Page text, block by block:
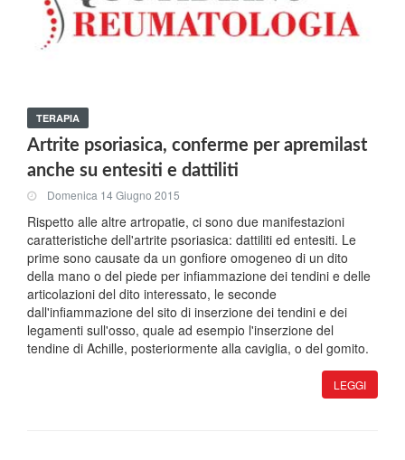
TERAPIA
Artrite psoriasica, conferme per apremilast
anche su entesiti e dattiliti
Domenica 14 Giugno 2015
Rispetto alle altre artropatie, ci sono due manifestazioni
caratteristiche dell'artrite psoriasica: dattiliti ed entesiti. Le
prime sono causate da un gonfiore omogeneo di un dito
della mano o del piede per infiammazione dei tendini e delle
articolazioni del dito interessato, le seconde
dall'infiammazione del sito di inserzione dei tendini e dei
legamenti sull'osso, quale ad esempio l'inserzione del
tendine di Achille, posteriormente alla caviglia, o del gomito.
LEGGI